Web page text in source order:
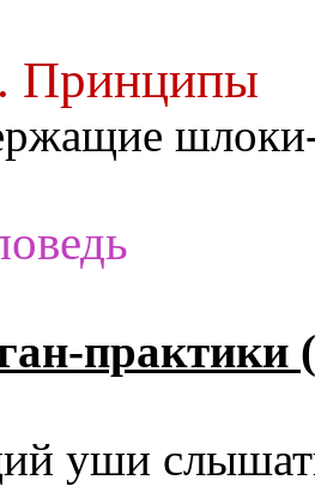
Принципы
практики
уши